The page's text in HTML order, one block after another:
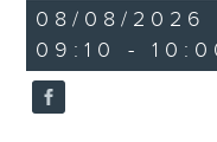
49
minutes,
59
seconds
08/08/
09:10 -